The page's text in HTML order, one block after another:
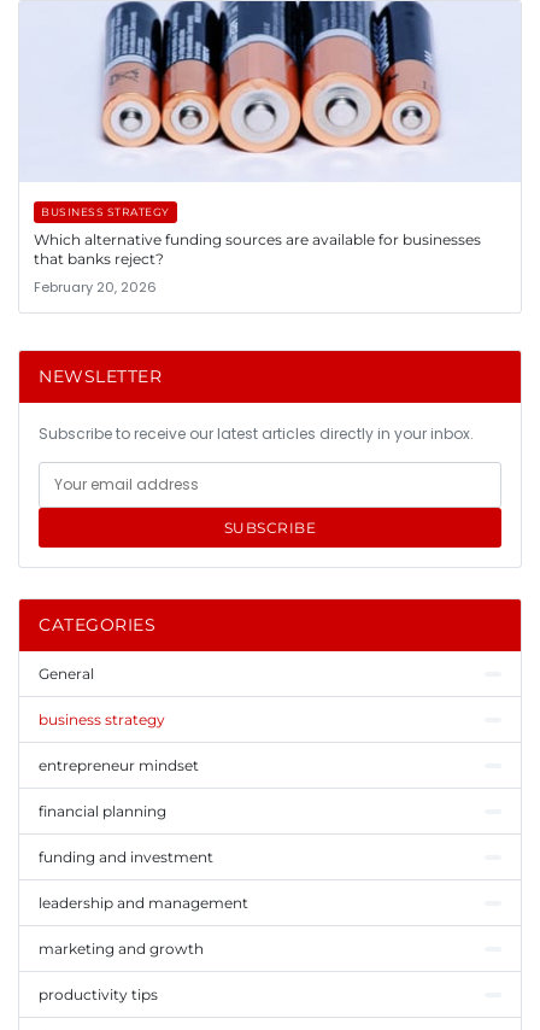
BUSINESS STRATEGY
Which alternative funding sources are available for businesses
that banks reject?
February 20, 2026
NEWSLETTER
Subscribe to receive our latest articles directly in your inbox.
SUBSCRIBE
CATEGORIES
General
business strategy
entrepreneur mindset
financial planning
funding and investment
leadership and management
marketing and growth
productivity tips